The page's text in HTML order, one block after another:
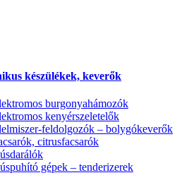
készülékek, keverők
burgonyahámozók
kenyérszeletelők
feldolgozók – bolygókeverők
citrusfacsarók
gépek – tenderizerek